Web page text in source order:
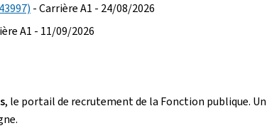
- Carrière A1 - 24/08/2026
A1 - 11/09/2026
, le portail de recrutement de la Fonction publique.